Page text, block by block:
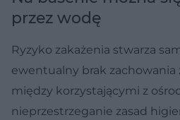
przez wodę
Ryzyko zakażenia stwarza
ewentualny brak zachowania
między korzystającymi z
nieprzestrzeganie zasad